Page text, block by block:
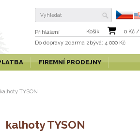
Přihlášení Košík 0Kč /
Do dopravy zdarma zbývá: 4 000 Kč
FIREMNÍ PRODEJNY
kalhoty TYSON
kalhoty TYSON